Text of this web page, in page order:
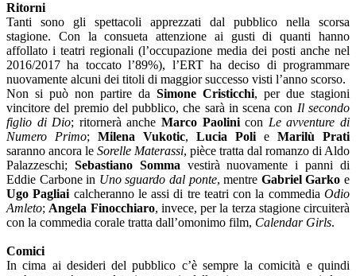
Ritorni
Tanti sono gli spettacoli apprezzati dal pubblico nella scorsa
stagione. Con la consueta attenzione ai gusti di quanti hanno
affollato i teatri regionali (l’occupazione media dei posti anche nel
2016/2017 ha toccato l’89%), l’ERT ha deciso di programmare
nuovamente alcuni dei titoli di maggior successo visti l’anno scorso.
Non si può non partire da Simone Cristicchi, per due stagioni
vincitore del premio del pubblico, che sarà in scena con Il secondo
figlio di Dio; ritornerà ancheMarco Paolinicon Le avventure di
Numero Primo; Milena Vukotic, Lucia Poli e Marilù Prati
saranno ancora le Sorelle Materassi, pièce tratta dal romanzo di Aldo
Palazzeschi; Sebastiano Somma vestirà nuovamente i panni di
Eddie Carbone in Uno sguardo dal ponte, mentre Gabriel Garko e
Ugo Pagliai calcheranno le assi di tre teatri con la commediaOdio
Amleto; Angela Finocchiaro, invece, per la terza stagione circuiterà
con la commedia corale tratta dall’omonimo film, Calendar Girls.
Comici
In cima ai desideri del pubblico c’è sempre la comicità e quindi